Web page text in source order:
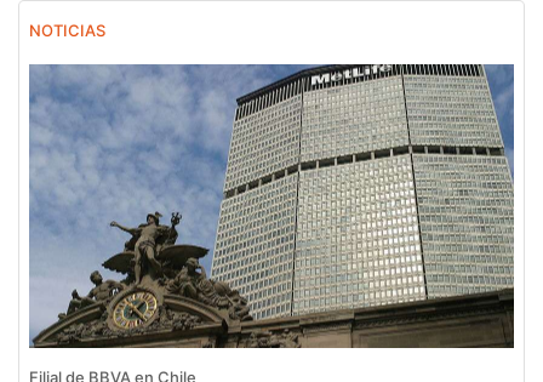
NOTICIAS
Filial de BBVA en Chile